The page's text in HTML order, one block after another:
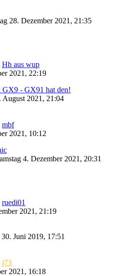
28. Dezember 2021, 21:35
Hh aus wup
2021, 22:19
GX9 - GX91 hat den!
August 2021, 21:04
mbf
2021, 10:12
4. Dezember 2021, 20:31
ruedi01
2021, 21:19
Juni 2019, 17:51
j73
2021, 16:18